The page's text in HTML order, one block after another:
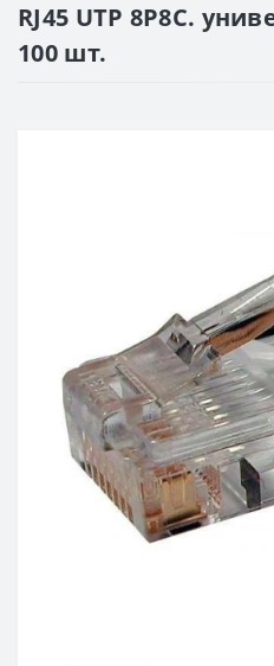
RJ45 UTP 8P8C.
100 шт.